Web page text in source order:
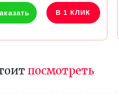
В 1 КЛИК
посмотреть